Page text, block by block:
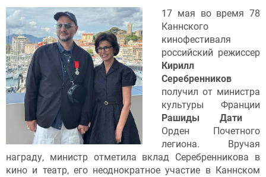
17 мая во время 78
Каннского
кинофестиваля
российский режиссер
Кирилл
Серебренников
получил от министра
культуры Франции
Рашиды Дати
Орден Почетного
легиона. Вручая
награду, министр отметила вклад Серебренникова в
кино и театр, его неоднократное участие в Каннском